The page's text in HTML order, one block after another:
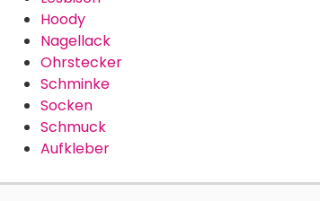
Hoody
Nagellack
Ohrstecker
Schminke
Socken
Schmuck
Aufkleber